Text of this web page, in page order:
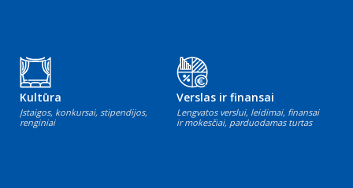
Kultūra
Įstaigos, konkursai, stipendijos,
renginiai
Verslas ir finansai
Lengvatos verslui, leidimai, finansai
ir mokesčiai, parduodamas turtas